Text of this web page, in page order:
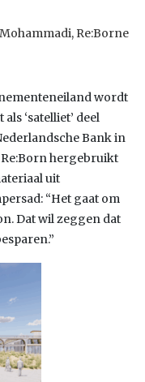
Re:Borne
wordt
‘satelliet’ deel
Bank in
hergebruikt
uit
“Het gaat om
Dat wil zeggen dat